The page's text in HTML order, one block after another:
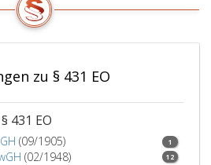
zu § 431 EO
431 EO
(09/1905) 1
(02/1948) 12